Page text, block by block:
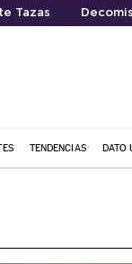
Tazas
TENDENCIAS DATO